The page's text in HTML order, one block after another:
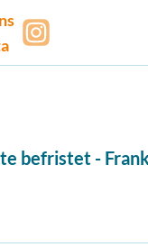
befristet -